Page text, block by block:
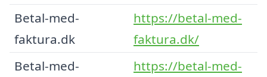
Betal-med-
faktura.dk
https://betal-med-
faktura.dk/
Betal-med-
https://betal-med-